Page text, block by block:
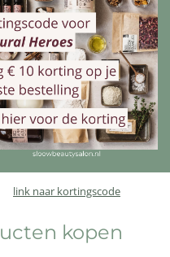
link naar kortingscode
kopen